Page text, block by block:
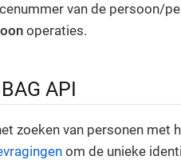
van de persoon/
operaties.
API
zoeken van personen met
om de unieke